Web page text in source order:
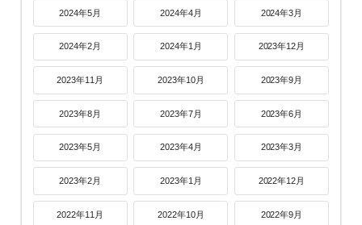
2024年5月 2024年4月 2024年3月
2024年2月 2024年1月 2023年12月
2023年11月 2023年10月 2023年9月
2023年8月 2023年7月 2023年6月
2023年5月 2023年4月 2023年3月
2023年2月 2023年1月 2022年12月
2022年11月 2022年10月 2022年9月